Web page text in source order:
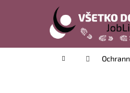
Domov
í
Späť
do
Späť
do